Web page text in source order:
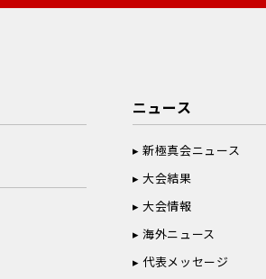
ニュース
新極真会ニュース
大会結果
大会情報
海外ニュース
代表メッセージ